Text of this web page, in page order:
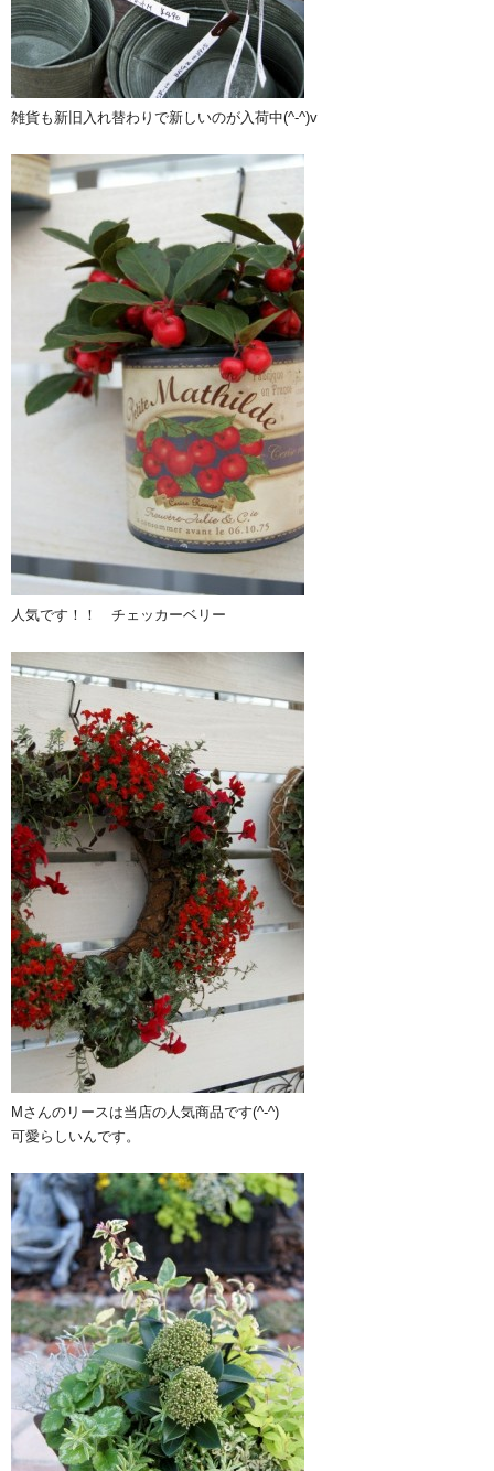
雑貨も新旧入れ替わりで新しいのが入荷中(^-^)v
人気です！！ チェッカーベリー
Mさんのリースは当店の人気商品です(^-^)
可愛らしいんです。